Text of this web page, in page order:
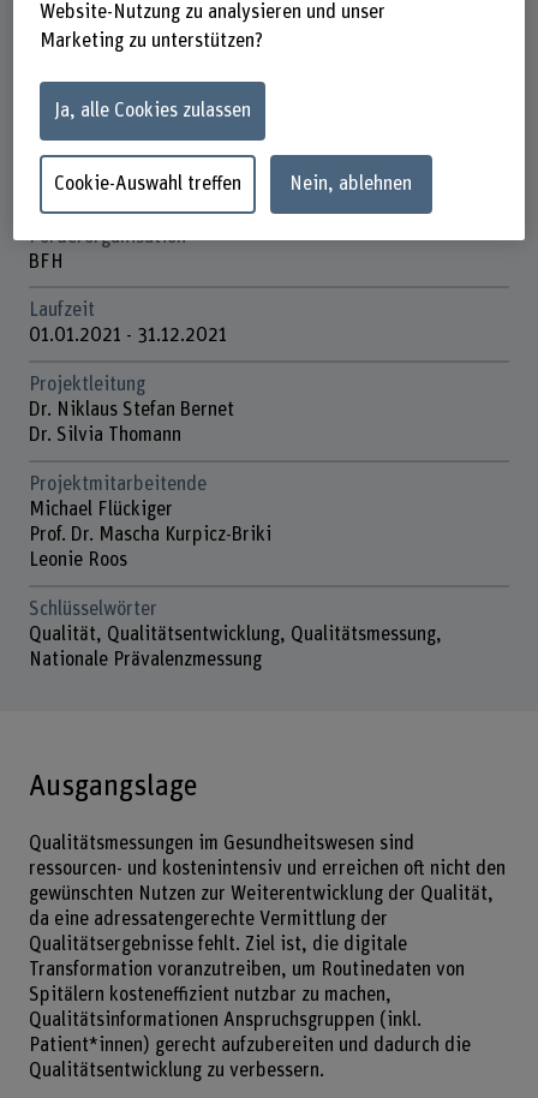
Gesundheit
Hochschule der Künste Bern
Institut(e)
Institute of Design Research
Pflege
Institute for Data Applications and Security (IDAS)
Förderorganisation
BFH
Laufzeit
01.01.2021 - 31.12.2021
Projektleitung
Dr. Niklaus Stefan Bernet
Dr. Silvia Thomann
Projektmitarbeitende
Michael Flückiger
Prof. Dr. Mascha Kurpicz-Briki
Leonie Roos
Schlüsselwörter
Qualität, Qualitätsentwicklung, Qualitätsmessung,
Nationale Prävalenzmessung
Ausgangslage
Qualitätsmessungen im Gesundheitswesen sind
ressourcen- und kostenintensiv und erreichen oft nicht den
gewünschten Nutzen zur Weiterentwicklung der Qualität,
da eine adressatengerechte Vermittlung der
Qualitätsergebnisse fehlt. Ziel ist, die digitale
Transformation voranzutreiben, um Routinedaten von
Spitälern kosteneffizient nutzbar zu machen,
Qualitätsinformationen Anspruchsgruppen (inkl.
Patient*innen) gerecht aufzubereiten und dadurch die
Qualitätsentwicklung zu verbessern.
Website-Nutzung zu analysieren und unser
Marketing zu unterstützen?
Ja, alle Cookies zulassen
Cookie-Auswahl treffen Nein, ablehnen